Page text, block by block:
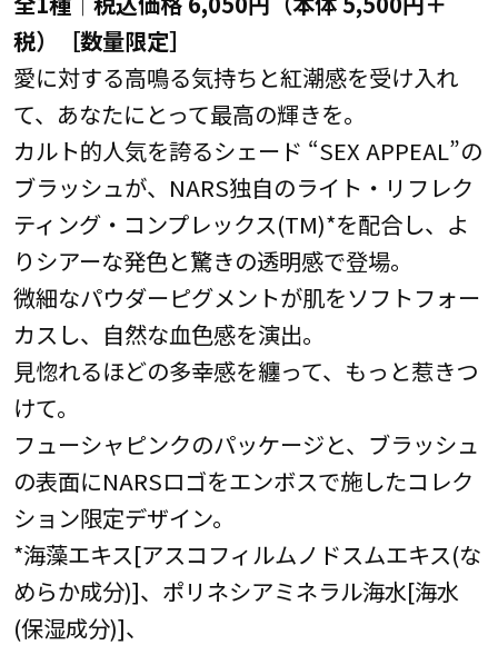
税）［数量限定］
愛に対する高鳴る気持ちと紅潮感を受け入れ
て、あなたにとって最高の輝きを。
カルト的人気を誇るシェード “SEX APPEAL”の
ブラッシュが、NARS独自のライト・リフレク
ティング・コンプレックス(TM)*を配合し、よ
りシアーな発色と驚きの透明感で登場。
微細なパウダーピグメントが肌をソフトフォー
カスし、自然な血色感を演出。
見惚れるほどの多幸感を纏って、もっと惹きつ
けて。
フューシャピンクのパッケージと、ブラッシュ
の表面にNARSロゴをエンボスで施したコレク
ション限定デザイン。
*海藻エキス[アスコフィルムノドスムエキス(な
めらか成分)]、ポリネシアミネラル海水[海水
(保湿成分)]、